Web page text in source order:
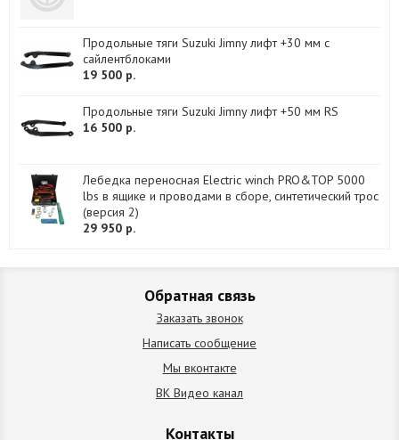
Продольные тяги Suzuki Jimny лифт +30 мм с
сайлентблоками
19 500 р.
Продольные тяги Suzuki Jimny лифт +50 мм RS
16 500 р.
Лебедка переносная Electric winch PRO&TOP 5000
lbs в ящике и проводами в сборе, синтетический трос
(версия 2)
29 950 р.
Обратная связь
Заказать звонок
Написать сообщение
Мы вконтакте
ВК Видео канал
Контакты